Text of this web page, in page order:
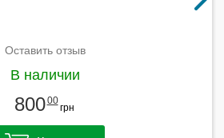
Оставить отзыв
В наличии
80000
грн